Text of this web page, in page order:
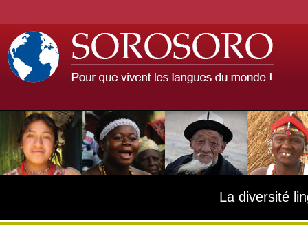
La diversité